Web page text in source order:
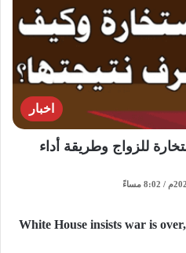
اخبار
للزواج وطريقة أداء
White House insists war is